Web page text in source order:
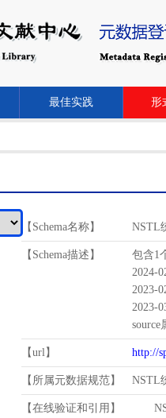
最佳实践 形
【Schema名称】 NSTL
【Schema描述】
包含1
2024-
2023-
2023-
source
【url】 http://
【所属元数据规范】 NSTL
【在线验证和引用】